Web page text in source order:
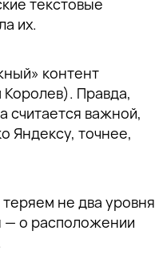
текстовые
их.
контент
Правда,
считается важной,
Яндексу, точнее,
не два уровня
— о расположении
почты,
почты,
на
почты,